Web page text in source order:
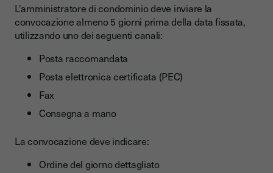
L'amministratore di condominio deve inviare la
convocazione almeno 5 giorni prima della data fissata,
utilizzando uno dei seguenti canali:
Posta raccomandata
Posta elettronica certificata (PEC)
Fax
Consegna a mano
La convocazione deve indicare:
Ordine del giorno dettagliato